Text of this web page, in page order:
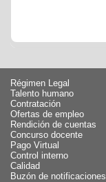
Régimen Legal
Talento humano
Contratación
Ofertas de empleo
Rendición de cuentas
Concurso docente
Pago Virtual
Control interno
Calidad
Buzón de notificaciones